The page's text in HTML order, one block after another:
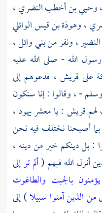
وحيي بن أخطب النضري ،
،وهوذة بن قيس الوائلي
،ونفر منبني وائل ،
الله - صلى الله عليه
على قريش ، فدعوهم إلى
- ، وقالوا : إنا سنكون
قريش : يا معشر يهود ،
أصبحنا نختلف فيه نحن
: بل دينكم خير من دينه ،
أنزل الله فيهم (ألم تر إلى
بالجبت والطاغوت
الذين آمنوا سبيلا) إلى